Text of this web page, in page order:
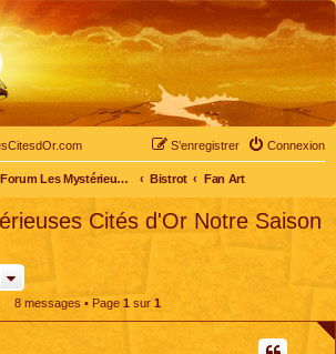
Connexion
S’enregistrer
Forum Les Mystérieuses Cités d'Or Bistrot Fan Art
Cités d'Or Notre Saison
8 messages • Page 1 sur 1